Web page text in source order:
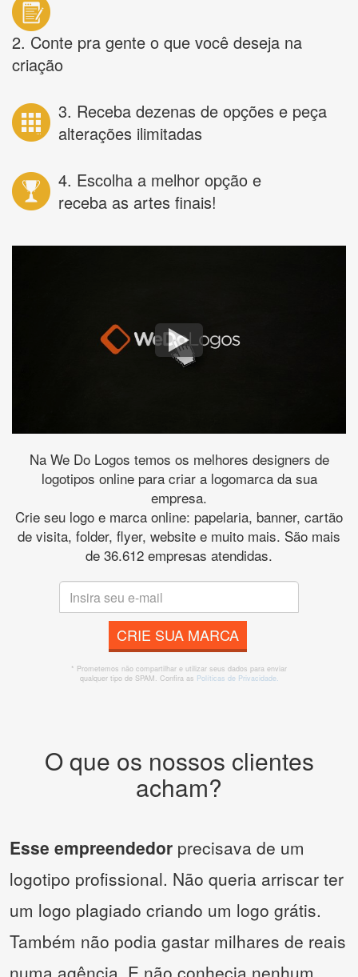
2. Conte pra gente o que você deseja na
criação
3. Receba dezenas de opções e peça
alterações ilimitadas
4. Escolha a melhor opção e
receba as artes finais!
Na We Do Logos temos os melhores designers de
logotipos online para criar a logomarca da sua
empresa.
Crie seu logo e marca online: papelaria, banner, cartão
de visita, folder, flyer, website e muito mais. São mais
de 36.612 empresas atendidas.
CRIE SUA MARCA
* Prometemos não compartilhar e utilizar seus dados para enviar
qualquer tipo de SPAM. Confira as Políticas de Privacidade.
O que os nossos clientes
acham?
Esse empreendedor precisava de um
logotipo profissional. Não queria arriscar ter
um logo plagiado criando um logo grátis.
Também não podia gastar milhares de reais